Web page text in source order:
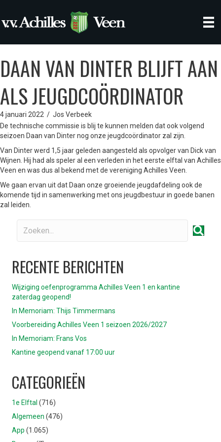
DAAN VAN DINTER BLIJFT AAN
ALS JEUGDCOÖRDINATOR
4 januari 2022 / Jos Verbeek
De technische commissie is blij te kunnen melden dat ook volgend
seizoen Daan van Dinter nog onze jeugdcoördinator zal zijn.
Van Dinter werd 1,5 jaar geleden aangesteld als opvolger van Dick van
Wijnen. Hij had als speler al een verleden in het eerste elftal van Achilles
Veen en was dus al bekend met de vereniging Achilles Veen.
We gaan ervan uit dat Daan onze groeiende jeugdafdeling ook de
komende tijd in samenwerking met ons jeugdbestuur in goede banen
zal leiden.
RECENTE BERICHTEN
Wijziging oefenprogramma Achilles Veen 1 en kantine
zaterdag geopend!
In Memoriam: Thijs Timmermans
Voorbereiding Achilles Veen 1 seizoen 2026/2027
In Memoriam: Frans Vos
Kantine geopend vanaf 17:00 uur
CATEGORIEËN
1e Elftal (716)
Algemeen (476)
App (1.065)